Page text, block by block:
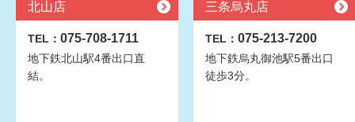
北山店
TEL： 075-708-1711
地下鉄北山駅4番出口直
結。
三条烏丸店
TEL： 075-213-7200
地下鉄烏丸御池駅5番出口
徒歩3分。